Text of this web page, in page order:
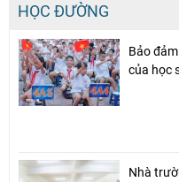
HỌC ĐƯỜNG
Bảo
của học
Nhà